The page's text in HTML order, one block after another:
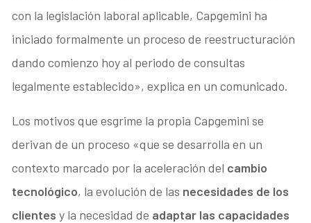
con la legislación laboral aplicable, Capgemini ha
iniciado formalmente un proceso de reestructuración
dando comienzo hoy al periodo de consultas
legalmente establecido», explica en un comunicado.
Los motivos que esgrime la propia Capgemini se
derivan de un proceso «que se desarrolla en un
contexto marcado por la aceleración del cambio
tecnológico, la evolución de las necesidades de los
clientes y la necesidad de adaptar las capacidades